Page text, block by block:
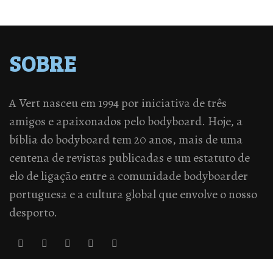
SOBRE
A Vert nasceu em 1994 por iniciativa de três
amigos e apaixonados pelo bodyboard. Hoje, a
bíblia do bodyboard tem 20 anos, mais de uma
centena de revistas publicadas e um estatuto de
elo de ligação entre a comunidade bodyboarder
portuguesa e a cultura global que envolve o nosso
desporto.